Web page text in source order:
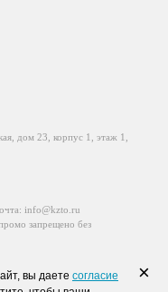
дом 23, корпус 1, этаж 1,
info@kzto.ru
запрещено без
офертой.
×
вы даете согласие